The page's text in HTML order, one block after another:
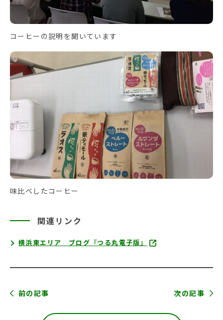
コーヒーの説明を聞いています
味比べしたコーヒー
関連リンク
横浜東エリア ブログ『つる丸電子版』
前の記事 次の記事